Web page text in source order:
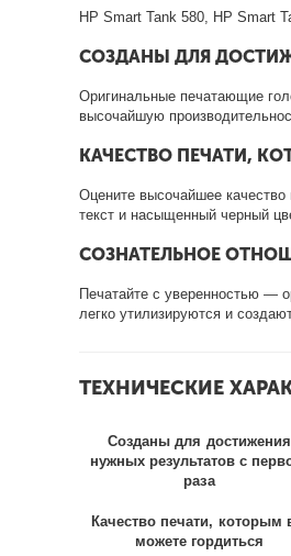
HP Smart Tank 580, HP Smart
СОЗДАНЫ ДЛЯ
Оригинальные печатающие
высочайшую
КАЧЕСТВО ПЕЧАТИ,
Оцените высочайшее качество
текст и насыщенный черный
СОЗНАТЕЛЬНОЕ
Печатайте с уверенностью —
легко утилизируются и
ТЕХНИЧЕСКИЕ
Созданы для достижения
нужных результатов с
раза
Качество печати, которым
можете гордиться